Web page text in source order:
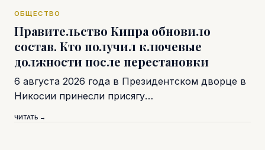
ОБЩЕСТВО
Правительство Кипра обновило
состав. Кто получил ключевые
должности после перестановки
6 августа 2026 года в Президентском дворце в
Никосии принесли присягу…
ЧИТАТЬ →